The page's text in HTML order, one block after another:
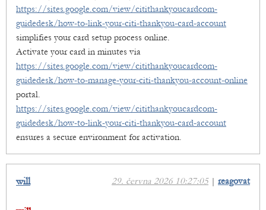
https://sites.google.com/view/citithankyoucardcom-
guidedesk/how-to-link-your-citi-thankyou-card-account
simplifies your card setup process online.
Activate your card in minutes via
https://sites.google.com/view/citithankyoucardcom-
guidedesk/how-to-manage-your-citi-thankyou-account-online
portal.
https://sites.google.com/view/citithankyoucardcom-
guidedesk/how-to-link-your-citi-thankyou-card-account
ensures a secure environment for activation.
29. června 2026 10:27:05| reagovat
will